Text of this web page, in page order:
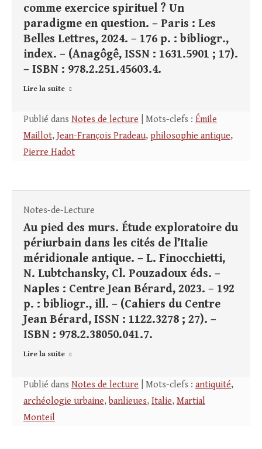
comme exercice spirituel ? Un
paradigme en question. – Paris : Les
Belles Lettres, 2024. – 176 p. : bibliogr.,
index. – (Anagôgê, ISSN : 1631.5901 ; 17).
– ISBN : 978.2.251.45603.4.
Lire la suite
Publié dans Notes de lecture | Mots-clefs : Émile
Maillot, Jean-François Pradeau, philosophie antique,
Pierre Hadot
Notes-de-Lecture
Au pied des murs. Étude exploratoire du
périurbain dans les cités de l’Italie
méridionale antique. – L. Finocchietti,
N. Lubtchansky, Cl. Pouzadoux éds. –
Naples : Centre Jean Bérard, 2023. – 192
p. : bibliogr., ill. – (Cahiers du Centre
Jean Bérard, ISSN : 1122.3278 ; 27). –
ISBN : 978.2.38050.041.7.
Lire la suite
Publié dans Notes de lecture | Mots-clefs : antiquité,
archéologie urbaine, banlieues, Italie, Martial
Monteil